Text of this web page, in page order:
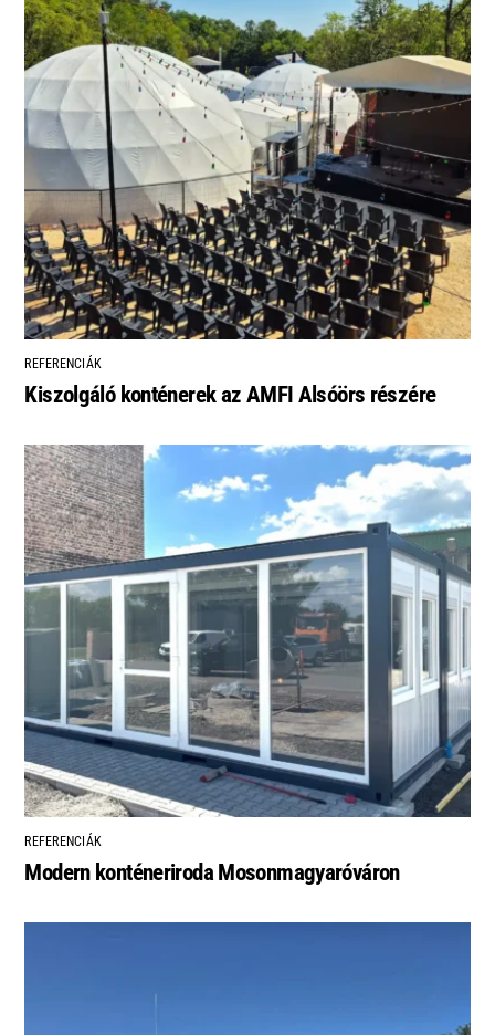
REFERENCIÁK
Kiszolgáló konténerek az AMFI Alsóörs részére
REFERENCIÁK
Modern konténeriroda Mosonmagyaróváron